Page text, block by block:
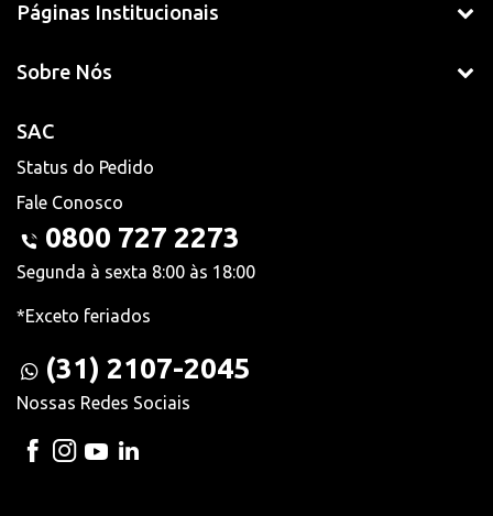
Páginas Institucionais
Sobre Nós
SAC
Status do Pedido
Fale Conosco
0800 727 2273
Segunda à sexta 8:00 às 18:00
*Exceto feriados
(31) 2107-2045
Nossas Redes Sociais